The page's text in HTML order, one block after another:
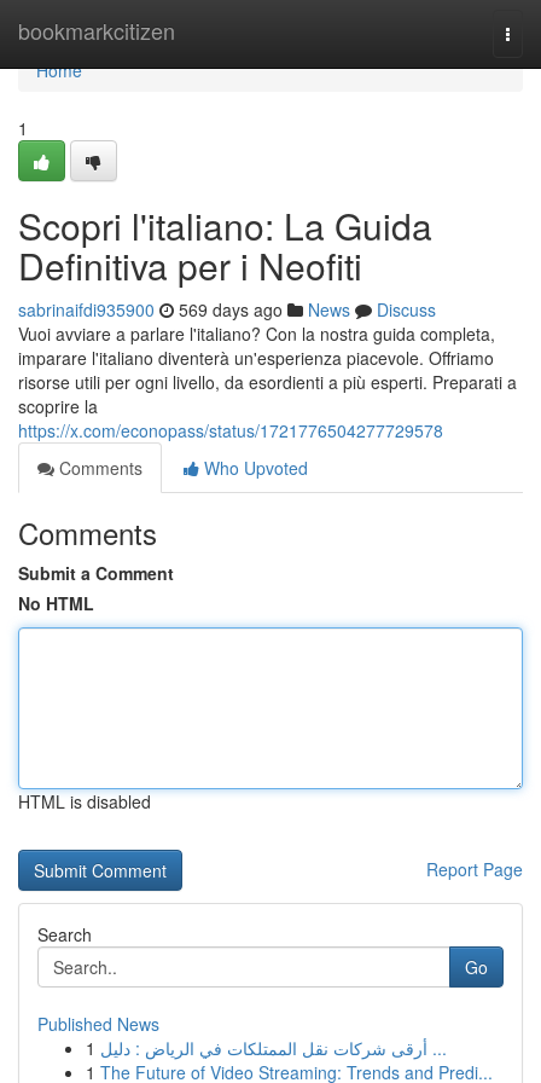
bookmarkcitizen
Home
Home
1
Scopri l'italiano: La Guida
Definitiva per i Neofiti
sabrinaifdi935900 569 days ago News
Discuss
Vuoi avviare a parlare l'italiano? Con la nostra guida completa,
imparare l'italiano diventerà un'esperienza piacevole. Offriamo
risorse utili per ogni livello, da esordienti a più esperti. Preparati a
scoprire la
https://x.com/econopass/status/1721776504277729578
Comments
Who Upvoted
Comments
Submit a Comment
No HTML
HTML is disabled
Report Page
Search
Go
Published News
1
أرقى شركات نقل الممتلكات في الرياض : دليل ...
1 The Future of Video Streaming: Trends and Predi...